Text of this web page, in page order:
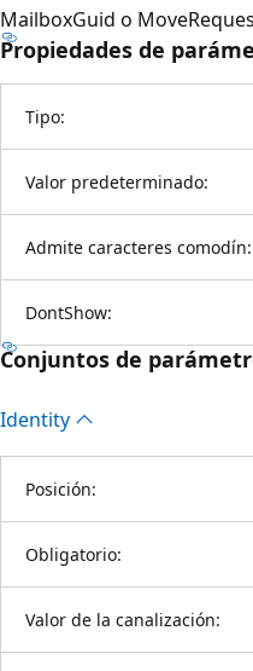
MailboxGuid o
Propiedades de
Tipo:
Valor predeterminado:
Admite caracteres comodín:
DontShow:
Conjuntos de
Identity
Posición:
Obligatorio:
Valor de la canalización: